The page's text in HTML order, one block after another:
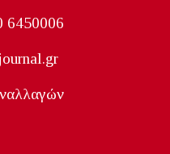
6450006